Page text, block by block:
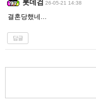
롯데검 26-05-21 14:38
결혼당했네...
답글